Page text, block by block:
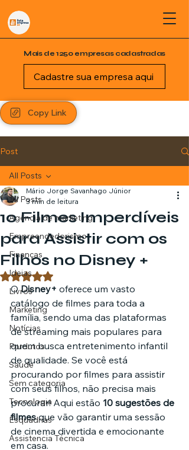
Mais de 1250 empresas cadastradas
Cadastre sua empresa aqui
Copy Link
Post
All Posts
Agência de marketing
Empreendedorismo
Finanças
Ideias
Livros
Marketing
Notícias
Pordutos
Saúde
Sem categoria
Tecnologia
Esquadrias
Assistencia Técnica
All Posts
10 Filmes Imperdíveis
para Assistir com os
Filhos no Disney +
Mário Jorge Savanhago Júnior
3 min de leitura
Avaliado com NaN de 5 estrelas.
O Disney+ oferece um vasto
catálogo de filmes para toda a
família, sendo uma das plataformas
de streaming mais populares para
quem busca entretenimento infantil
de qualidade. Se você está
procurando por filmes para assistir
com seus filhos, não precisa mais
procurar! Aqui estão 10 sugestões de
filmes que vão garantir uma sessão
de cinema divertida e emocionante
em casa.